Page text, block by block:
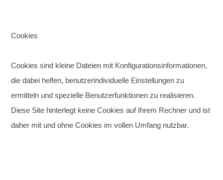
Cookies
Cookies sind kleine Dateien mit Konfigurationsinformationen,
die dabei helfen, benutzerindividuelle Einstellungen zu
ermitteln und spezielle Benutzerfunktionen zu realisieren.
Diese Site hinterlegt keine Cookies auf Ihrem Rechner und ist
daher mit und ohne Cookies im vollen Umfang nutzbar.